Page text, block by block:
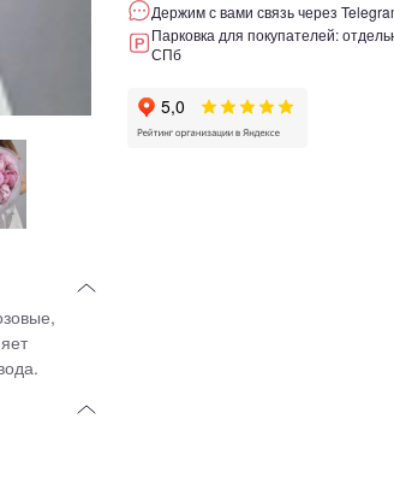
Держим с вами связь через
Парковка для покупателей:
СПб